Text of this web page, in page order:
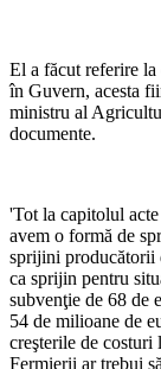
El a făcut referire la
în Guvern, acesta
ministru al
documente.
'Tot la capitolul
avem o formă de
sprijini producătorii
ca sprijin pentru
subvenţie de 68 de
54 de milioane de
creşterile de costuri
Fermierii ar trebui